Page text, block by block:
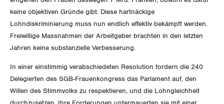
Unfallversicherung
Gesundheit
MIGRATION
GEWERKSCHAFTSPOLITIK
International
Schweiz
SERVICE
keine objektiven Gründe gibt. Diese hartnäckige
Lohndiskriminierung muss nun endlich effektiv bekämpft werden.
Freiwillige Massnahmen der Arbeitgeber brachten in den letzten
Jahren keine substanzielle Verbesserung.
In einer einstimmig verabschiedeten Resolution fordern die 240
Delegierten des SGB-Frauenkongress das Parlament auf, den
Willen des Stimmvolks zu respektieren, und die Lohngleichheit